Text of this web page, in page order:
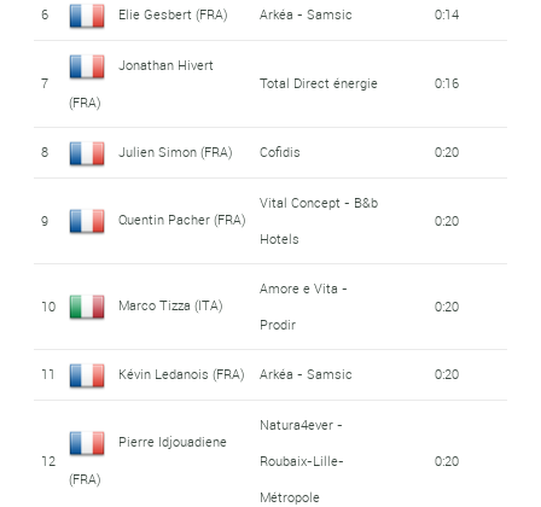
6 Elie Gesbert (FRA) Arkéa - Samsic 0:14
7
Jonathan Hivert
(FRA)
Total Direct énergie 0:16
8 Julien Simon (FRA) Cofidis 0:20
9 Quentin Pacher (FRA)
Vital Concept - B&b
Hotels
0:20
10 Marco Tizza (ITA)
Amore e Vita -
Prodir
0:20
11 Kévin Ledanois (FRA) Arkéa - Samsic 0:20
12
Pierre Idjouadiene
(FRA)
Natura4ever -
Roubaix-Lille-
Métropole
0:20